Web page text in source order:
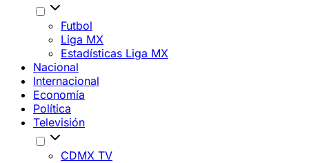
Futbol
Liga MX
Estadísticas Liga MX
Nacional
Internacional
Economía
Política
Televisión
CDMX TV